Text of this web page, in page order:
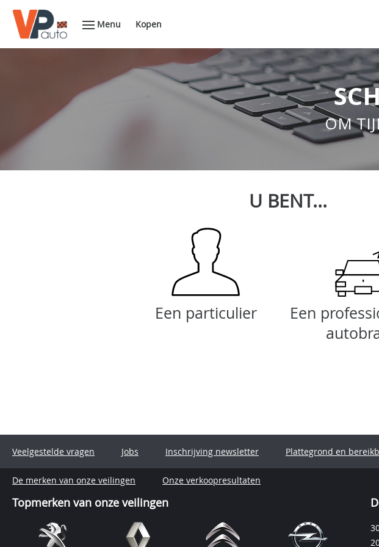
Menu Kopen
OM
U BENT...
Een particulier
Een
Veelgestelde vragen Jobs Inschrijving newsletter Plattegrond en
De merken van onze veilingen Onze verkoopresultaten
Topmerken van onze veilingen